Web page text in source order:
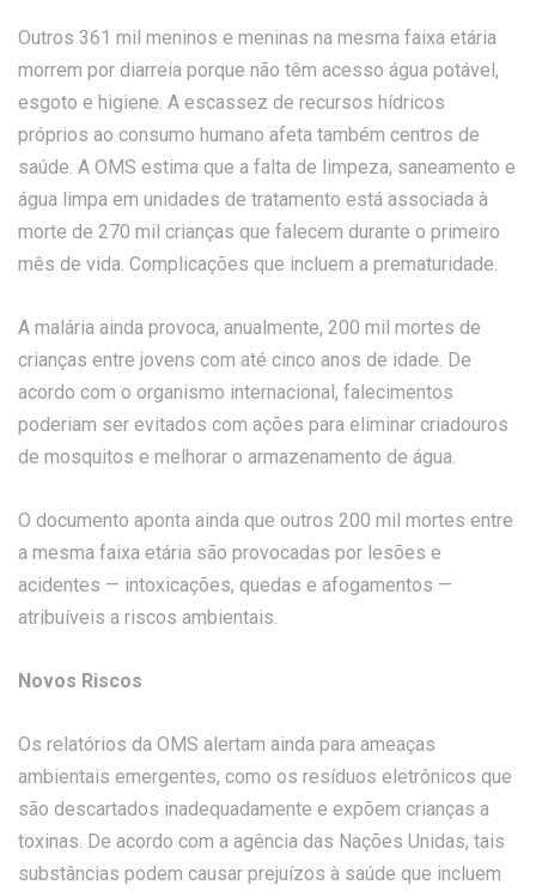
Outros 361 mil meninos e meninas na mesma faixa etária
morrem por diarreia porque não têm acesso água potável,
esgoto e higiene. A escassez de recursos hídricos
próprios ao consumo humano afeta também centros de
saúde. A OMS estima que a falta de limpeza, saneamento e
água limpa em unidades de tratamento está associada à
morte de 270 mil crianças que falecem durante o primeiro
mês de vida. Complicações que incluem a prematuridade.
A malária ainda provoca, anualmente, 200 mil mortes de
crianças entre jovens com até cinco anos de idade. De
acordo com o organismo internacional, falecimentos
poderiam ser evitados com ações para eliminar criadouros
de mosquitos e melhorar o armazenamento de água.
O documento aponta ainda que outros 200 mil mortes entre
a mesma faixa etária são provocadas por lesões e
acidentes — intoxicações, quedas e afogamentos —
atribuíveis a riscos ambientais.
Novos Riscos
Os relatórios da OMS alertam ainda para ameaças
ambientais emergentes, como os resíduos eletrônicos que
são descartados inadequadamente e expõem crianças a
toxinas. De acordo com a agência das Nações Unidas, tais
substâncias podem causar prejuízos à saúde que incluem